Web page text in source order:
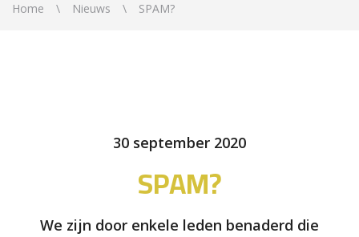
Home Nieuws SPAM?
30 september 2020
SPAM?
We zijn door enkele leden benaderd die